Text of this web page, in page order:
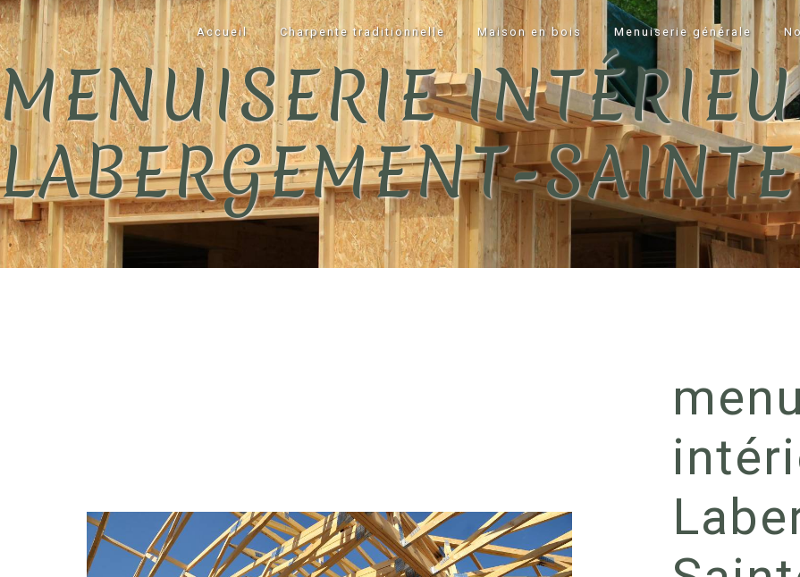
Panneau de gestion des cookies
Accueil Charpente traditionnelle Maison en bois Menuiserie générale
MENUISERIE
LABERGEMENT-